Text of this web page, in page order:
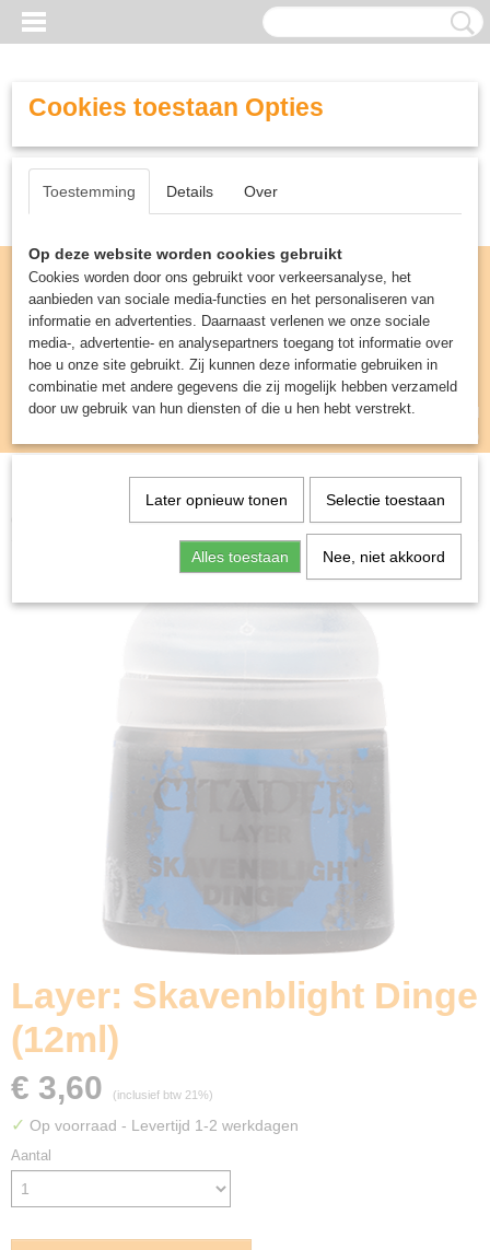
Inloggen Registreren
UW WINKELWAGEN
(0)
Miniature Gaming>Layer: Skavenblight Dinge
Layer: Skavenblight Dinge
(12ml)
€ 3,60 (inclusief btw 21%)
✓ Op voorraad - Levertijd 1-2 werkdagen
Aantal
Cookies toestaan Opties
Toestemming Details Over
Op deze website worden cookies gebruikt
Cookies worden door ons gebruikt voor verkeersanalyse, het
aanbieden van sociale media-functies en het personaliseren van
informatie en advertenties. Daarnaast verlenen we onze sociale
media-, advertentie- en analysepartners toegang tot informatie over
hoe u onze site gebruikt. Zij kunnen deze informatie gebruiken in
combinatie met andere gegevens die zij mogelijk hebben verzameld
door uw gebruik van hun diensten of die u hen hebt verstrekt.
Later opnieuw tonen Selectie toestaan
Alles toestaan Nee, niet akkoord